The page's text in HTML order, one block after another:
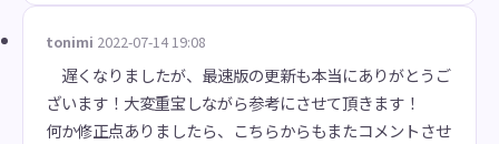
tonimi 2022-07-14 19:08
遅くなりましたが、最速版の更新も本当にありがとうご
ざいます！大変重宝しながら参考にさせて頂きます！
何か修正点ありましたら、こちらからもまたコメントさせ